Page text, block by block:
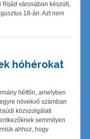
Rijád városában készült,
18-án. Azt nem
hóhérokat
hétfőn, amelyben
növekvő számban
közszolgálati
semmilyen
ahhoz, hogy